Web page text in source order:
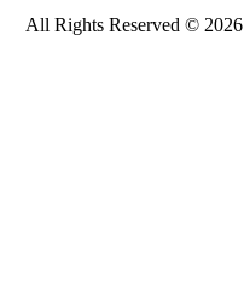
All Rights Reserved © 2026